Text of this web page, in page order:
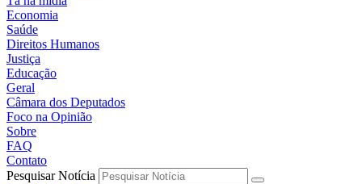
Economia
Saúde
Direitos Humanos
Justiça
Educação
Geral
Câmara dos Deputados
Foco na Opinião
Sobre
FAQ
Contato
Pesquisar Notícia